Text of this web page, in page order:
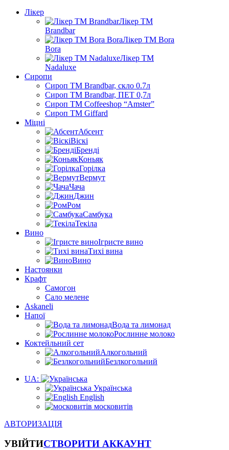
Лікер
Лікер ТМ
Brandbar
Лікер ТМ Bora
Bora
Лікер ТМ
Nadaluxe
Сиропи
Сироп TM Brandbar, скло 0.7л
Сироп TM Brandbar, ПЕТ 0,7л
Сироп TM Coffeeshop “Amster”
Сироп TM Giffard
Міцні
Абсент
Віскі
Бренді
Коньяк
Горілка
Вермут
Чача
Джин
Ром
Самбука
Текіла
Вино
Ігристе вино
Тихі вина
Вино
Настоянки
Крафт
Самогон
Сало мелене
Askaneli
Напої
Вода та лимонад
Рослинне молоко
Коктейльний сет
Алкогольний
Безлкогольний
UA:
Українська
English
московитів
АВТОРИЗАЦІЯ
УВІЙТИСТВОРИТИ АККАУНТ